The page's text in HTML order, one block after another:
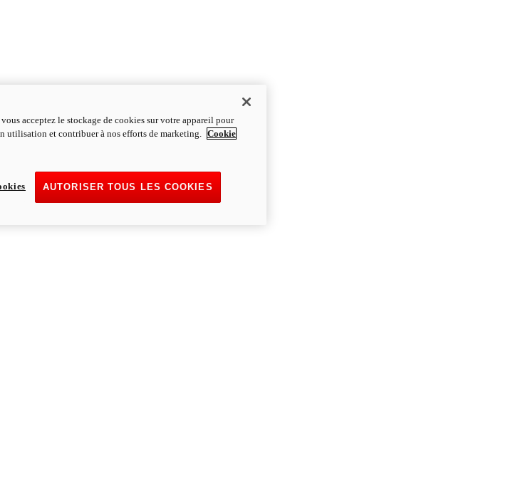
acceptez le stockage de cookies sur votre appareil pour
utilisation et contribuer à nos efforts de marketing. Cookie
AUTORISER TOUS LES COOKIES